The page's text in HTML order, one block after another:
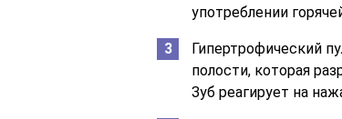
употреблении
Гипертрофический
полости, которая
Зуб реагирует на